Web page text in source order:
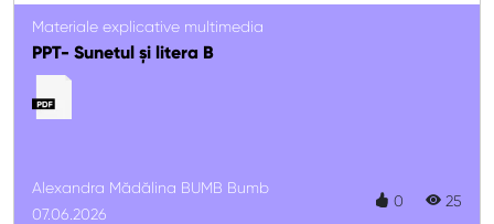
Materiale explicative multimedia
PPT- Sunetul și litera B
Alexandra Mădălina BUMB Bumb
07.06.2026
0 25